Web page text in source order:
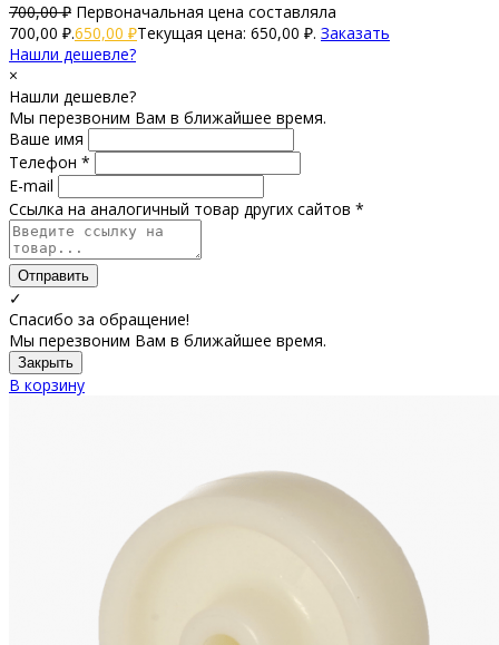
700,00₽ Первоначальная цена составляла
700,00 ₽.650,00 ₽Текущая цена: 650,00 ₽. Заказать
Нашли дешевле?
×
Нашли дешевле?
Мы перезвоним Вам в ближайшее время.
Ваше имя
Телефон *
E-mail
Ссылка на аналогичный товар других сайтов *
Отправить
✓
Спасибо за обращение!
Мы перезвоним Вам в ближайшее время.
Закрыть
В корзину